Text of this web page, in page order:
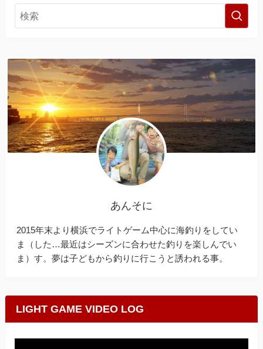
あんそに
2015年末より横浜でライトゲーム中心に海釣りをしてい
ま（した…最近はシーズンに合わせた釣りを楽しんでい
ま）す。夢は子どもから釣りに行こうと誘われる事。
LIGHT GAME VIDEO LOG